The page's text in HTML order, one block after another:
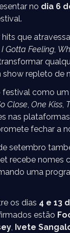
no dia 6
que
I Gotta Feeling,
repleto de
festival como
Close, One Kiss,
nas
fechar a
setembro
recebe nomes
uma
os dias 4 e 13
estão
, Ivete